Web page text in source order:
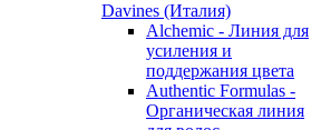
Davines (Италия)
Alchemic - Линия для
усиления и
поддержания цвета
Authentic Formulas -
Органическая линия